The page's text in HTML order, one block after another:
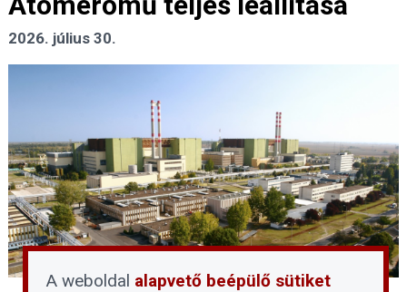
2026. július 30.
A weboldal alapvető beépülő sütiket